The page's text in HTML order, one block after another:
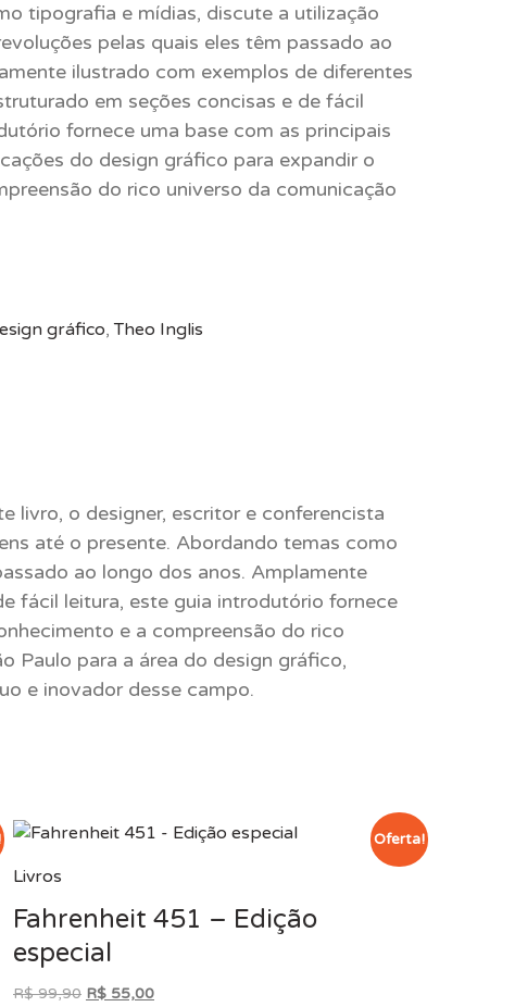
78,38.
tipografia e mídias, discute a utilização
pelas quais eles têm passado ao
ilustrado com exemplos de diferentes
em seções concisas e de fácil
fornece uma base com as principais
do design gráfico para expandir o
do rico universo da comunicação
gráfico,Theo Inglis
livro, o designer, escritor e conferencista
até o presente. Abordando temas como
ao longo dos anos. Amplamente
fácil leitura, este guia introdutório fornece
e a compreensão do rico
Paulo para a área do design gráfico,
e inovador desse campo.
Oferta!
Livros
Fahrenheit 451 – Edição
especial
R$99,90 O
R$ 55,00O